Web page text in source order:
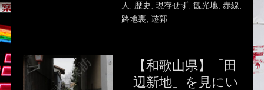
人
歴史 現存せず, 観光地, 赤線
路地裏 遊郭
【和歌山県】「田
辺新地」を見にい